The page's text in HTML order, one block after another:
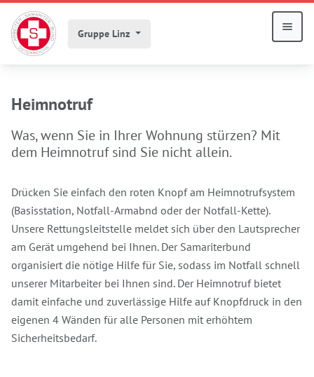
Gruppe Linz
Heimnotruf
Was, wenn Sie in Ihrer Wohnung stürzen? Mit
dem Heimnotruf sind Sie nicht allein.
Drücken Sie einfach den roten Knopf am Heimnotrufsystem
(Basisstation, Notfall-Armabnd oder der Notfall-Kette).
Unsere Rettungsleitstelle meldet sich über den Lautsprecher
am Gerät umgehend bei Ihnen. Der Samariterbund
organisiert die nötige Hilfe für Sie, sodass im Notfall schnell
unserer Mitarbeiter bei Ihnen sind. Der Heimnotruf bietet
damit einfache und zuverlässige Hilfe auf Knopfdruck in den
eigenen 4 Wänden für alle Personen mit erhöhtem
Sicherheitsbedarf.